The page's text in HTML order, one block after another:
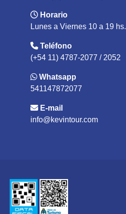
Horario
Lunes a Viernes 10 a 19 hs.
Teléfono
(+54 11) 4787-2077 / 2052
Whatsapp
541147872077
E-mail
info@kevintour.com